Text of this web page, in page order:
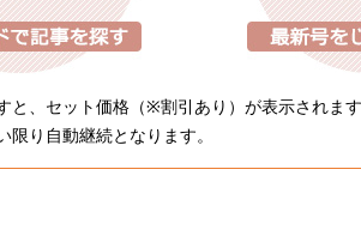
、セット価格（※割引あり）が表示されま
り自動継続となります。